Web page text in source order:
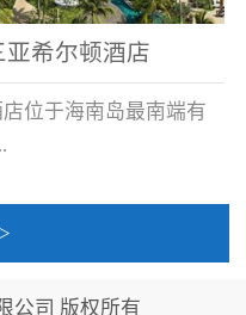
亚希尔顿酒店
店位于海南岛最南端有
国的海岛天堂”之美称的
公司 版权所有